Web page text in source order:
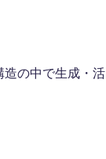
造の中で生成・活